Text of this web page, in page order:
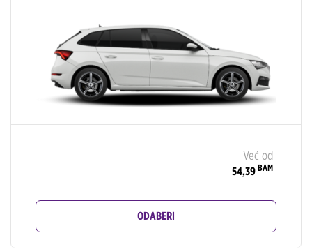
Već od
54,39 BAM
ODABERI